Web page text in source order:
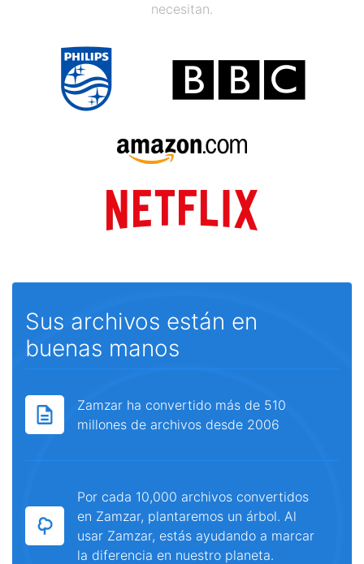
necesitan.
Sus archivos están en
buenas manos
Zamzar ha convertido más de 510
millones de archivos desde 2006
Por cada 10,000 archivos convertidos
en Zamzar, plantaremos un árbol. Al
usar Zamzar, estás ayudando a marcar
la diferencia en nuestro planeta.